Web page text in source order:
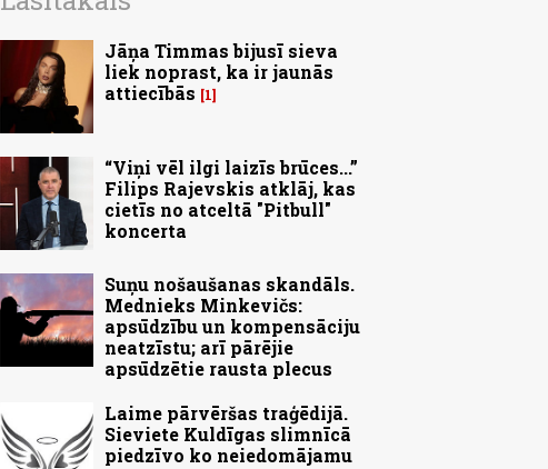
Jāņa Timmas bijusī sieva
liek noprast, ka ir jaunās
attiecībās
1
“Viņi vēl ilgi laizīs brūces...”
Filips Rajevskis atklāj, kas
cietīs no atceltā "Pitbull"
koncerta
Suņu nošaušanas skandāls.
Mednieks Minkevičs:
apsūdzību un kompensāciju
neatzīstu; arī pārējie
apsūdzētie rausta plecus
Laime pārvēršas traģēdijā.
Sieviete Kuldīgas slimnīcā
piedzīvo ko neiedomājamu